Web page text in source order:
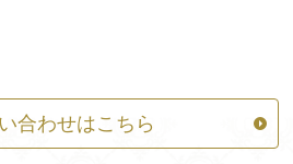
合わせはこちら